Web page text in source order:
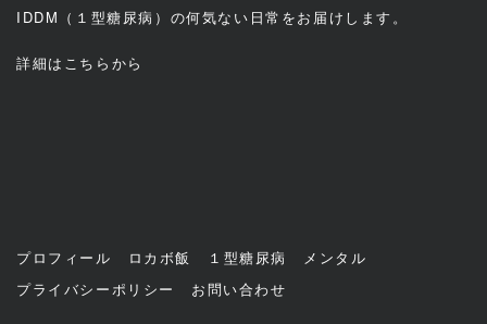
IDDM（１型糖尿病）の何気ない日常をお届けします。
詳細は こちら から
プロフィール ロカボ飯 １型糖尿病
メンタル
プライバシーポリシー
お問い合わせ